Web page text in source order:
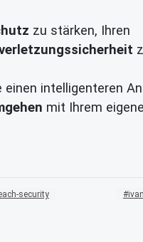
zu stärken, Ihren
einen intelligenteren
mit Ihrem
security